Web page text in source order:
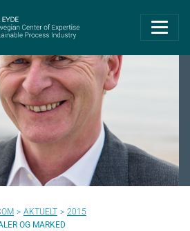
Eyde-Cluster |
AKTUELT
2015
OG MARKED